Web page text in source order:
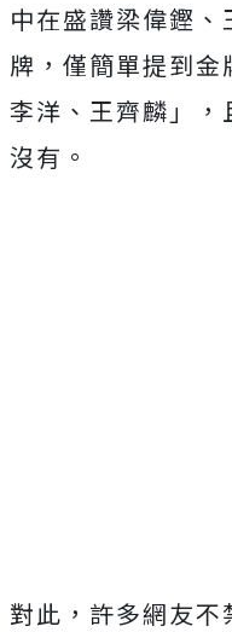
中在盛讚梁偉鏗
牌，僅簡單提到
李洋、王齊麟」
沒有。
對此，許多網友不